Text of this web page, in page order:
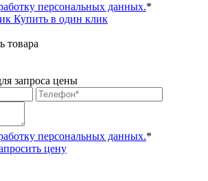
персональных данных.*
Купить в один клик
товара
запроса цены
персональных данных.*
цену